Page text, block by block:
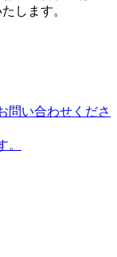
します。
問い合わせくださ
。